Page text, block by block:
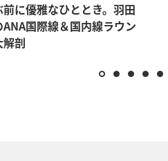
前に優雅なひととき。羽田
ANA国際線＆国内線ラウン
解剖